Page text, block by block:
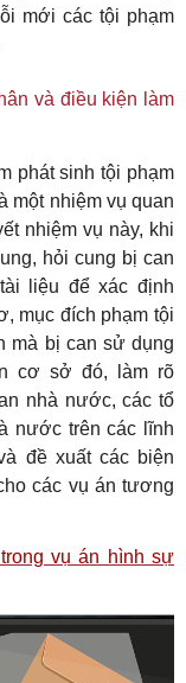
mới các tội phạm
và điều kiện làm
phát sinh tội phạm
một nhiệm vụ quan
nhiệm vụ này, khi
hỏi cung bị can
liệu để xác định
mục đích phạm tội
mà bị can sử dụng
cơ sở đó, làm rõ
nhà nước, các tổ
nước trên các lĩnh
đề xuất các biện
các vụ án tương
vụ án hình sự